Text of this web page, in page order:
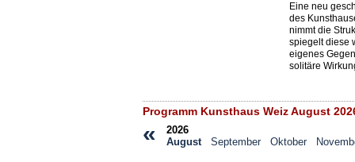
Eine neu
des
nimmt die
spiegelt diese
eigenes
solitäre
Programm Kunsthaus Weiz August
«
2026
August
September Oktober